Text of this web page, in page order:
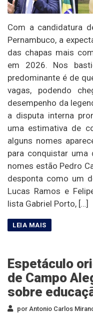
Com a candidatura
Pernambuco, a
das chapas mais
em 2026. Nos
predominante é de
vagas, podendo
desempenho da
a disputa interna
uma estimativa de
alguns nomes
para conquistar uma
nomes estão Pedro
desponta como um
Lucas Ramos e
lista Gabriel Porto, […]
Espetáculo
de Campo
sobre
por Antonio Carlos